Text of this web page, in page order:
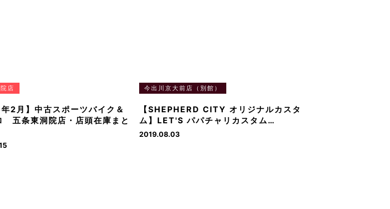
店
2月】中古スポーツバイク＆
五条東洞院店・店頭在庫まと
今出川京大前店（別館）
【SHEPHERD CITY オリジナルカスタ
ム】LET'S パパチャリカスタム…
2019.08.03